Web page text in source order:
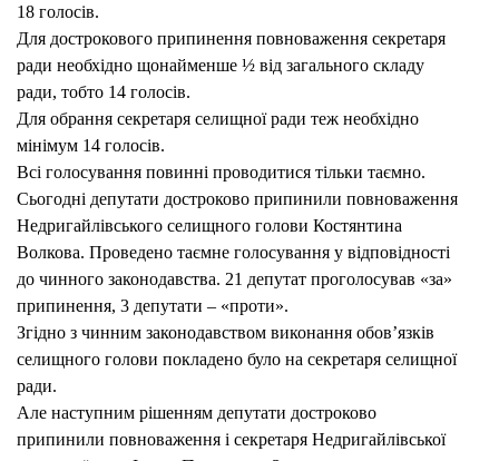
18 голосів.
Для дострокового припинення повноваження секретаря
ради необхідно щонайменше ½ від загального складу
ради, тобто 14 голосів.
Для обрання секретаря селищної ради теж необхідно
мінімум 14 голосів.
Всі голосування повинні проводитися тільки таємно.
Сьогодні депутати достроково припинили повноваження
Недригайлівського селищного голови Костянтина
Волкова. Проведено таємне голосування у відповідності
до чинного законодавства. 21 депутат проголосував «за»
припинення, 3 депутати – «проти».
Згідно з чинним законодавством виконання обов’язків
селищного голови покладено було на секретаря селищної
ради.
Але наступним рішенням депутати достроково
припинили повноваження і секретаря Недригайлівської